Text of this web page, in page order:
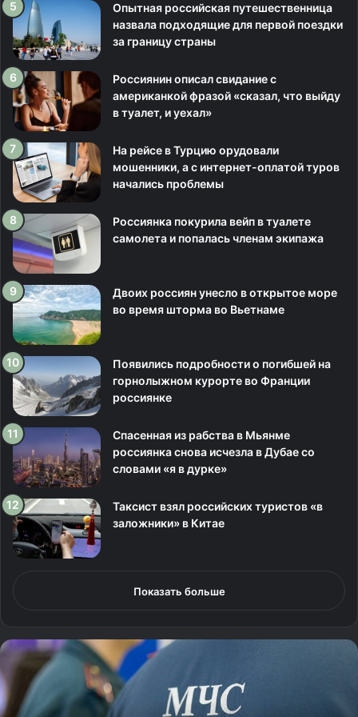
Опытная российская путешественница
назвала подходящие для первой поездки
за границу страны
Россиянин описал свидание с
американкой фразой «сказал, что выйду
в туалет, и уехал»
На рейсе в Турцию орудовали
мошенники, а с интернет-оплатой туров
начались проблемы
Россиянка покурила вейп в туалете
самолета и попалась членам экипажа
Двоих россиян унесло в открытое море
во время шторма во Вьетнаме
Появились подробности о погибшей на
горнолыжном курорте во Франции
россиянке
Спасенная из рабства в Мьянме
россиянка снова исчезла в Дубае со
словами «я в дурке»
Таксист взял российских туристов «в
заложники» в Китае
Показать больше
Н
з